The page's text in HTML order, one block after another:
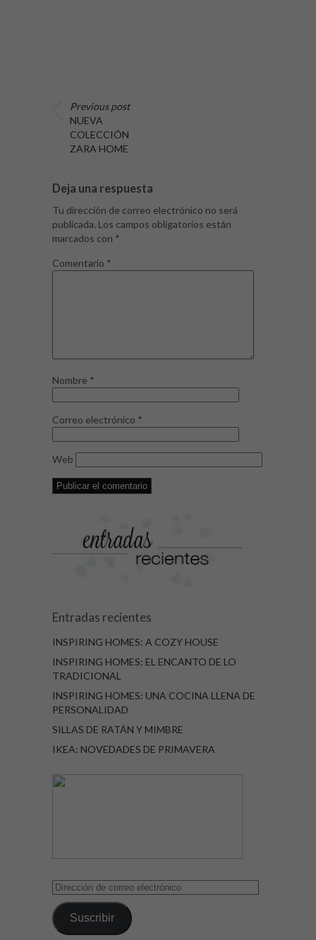
Previous post
NUEVA
COLECCIÓN
ZARA HOME
Deja una respuesta
Tu dirección de correo electrónico no será
publicada. Los campos obligatorios están
marcados con *
Comentario *
Nombre *
Correo electrónico *
Web
Entradas recientes
INSPIRING HOMES: A COZY HOUSE
INSPIRING HOMES: EL ENCANTO DE LO
TRADICIONAL
INSPIRING HOMES: UNA COCINA LLENA DE
PERSONALIDAD
SILLAS DE RATÁN Y MIMBRE
IKEA: NOVEDADES DE PRIMAVERA
Dirección
correo
electrónico
Suscribir